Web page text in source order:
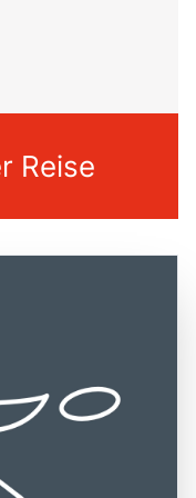
Reise